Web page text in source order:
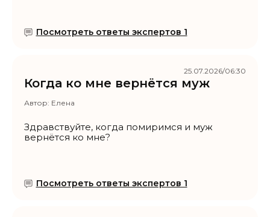
Посмотреть ответы экспертов 1
Когда ко мне вернётся муж
Автор: Елена
Здравствуйте, когда помиримся и муж
вернётся ко мне?
Посмотреть ответы экспертов 1
25.07.2026/06:30